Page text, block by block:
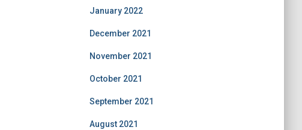
January 2022
December 2021
November 2021
October 2021
September 2021
August 2021